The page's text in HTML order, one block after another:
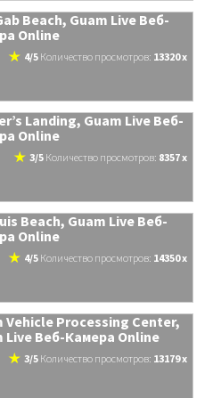
Beach, Guam Live Веб-
Online
4/5 количество просмотров: 13320 x
Landing, Guam Live Веб-
Online
3/5 количество просмотров: 8357 x
Beach, Guam Live Веб-
Online
4/5 количество просмотров: 14350 x
Vehicle Processing Center,
Live Веб-Камера Online
3/5 количество просмотров: 13179 x